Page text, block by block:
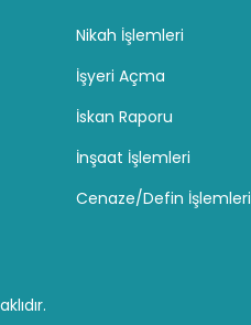
Nikah İşlemleri
İşyeri Açma
İskan Raporu
İnşaat İşlemleri
Cenaze/Defin İşlemleri